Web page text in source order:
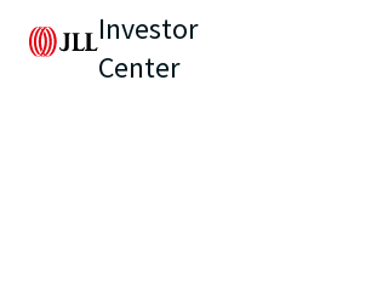
Investor
Center